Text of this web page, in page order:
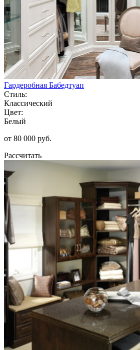
Гардеробная Бабедтуап
Стиль:
Классический
Цвет:
Белый
от 80 000 руб.
Рассчитать